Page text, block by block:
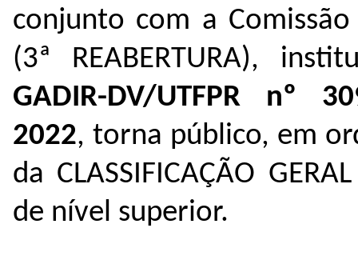
conjunto com a
(3ª REABERTURA),
GADIR-DV/UTFPR nº
2022, torna público, em
da CLASSIFICAÇÃO
de nível superior.